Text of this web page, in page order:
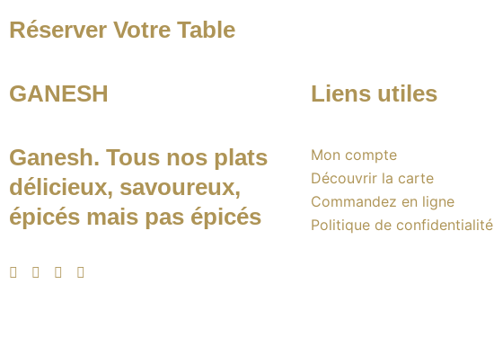
Réserver Votre Table
GANESH
Ganesh. Tous nos plats
délicieux, savoureux,
épicés mais pas épicés
Liens utiles
Mon compte
Découvrir la carte
Commandez en ligne
Politique de confidentialité